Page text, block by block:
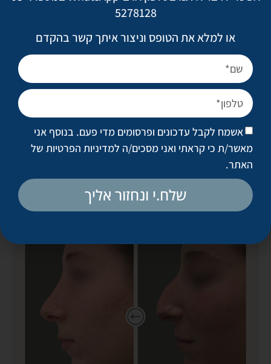
5278128
או למלא את הטופס וניצור איתך קשר בהקדם
אשמח לקבל עדכונים ופרסומים מדי פעם. בנוסף אני
מאשר/ת כי קראתי ואני מסכים/ה למדיניות הפרטיות של
האתר.
שלח.י ונחזור אליך